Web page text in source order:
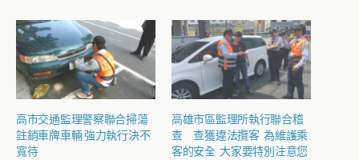
高市交通監理警察聯合掃蕩
註銷車牌車輛 強力執行決不
寬待
高雄市區監理所執行聯合稽
查 查獲違法攬客 為維護乘
客的安全 大家要特別注意您